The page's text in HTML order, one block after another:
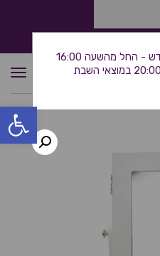
פתח
האתר סגור ביום שבת קודש - החל מהשעה 16:00